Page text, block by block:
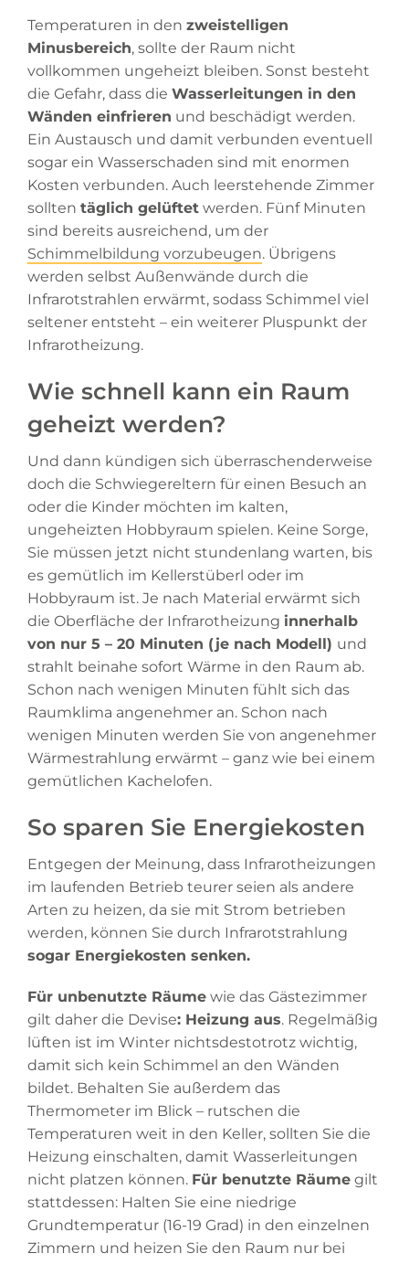
Temperaturen in den zweistelligen
Minusbereich, sollte der Raum nicht
vollkommen ungeheizt bleiben. Sonst besteht
die Gefahr, dass die Wasserleitungen in den
Wänden einfrieren und beschädigt werden.
Ein Austausch und damit verbunden eventuell
sogar ein Wasserschaden sind mit enormen
Kosten verbunden. Auch leerstehende Zimmer
sollten täglich gelüftet werden. Fünf Minuten
sind bereits ausreichend, um der
Schimmelbildung vorzubeugen. Übrigens
werden selbst Außenwände durch die
Infrarotstrahlen erwärmt, sodass Schimmel viel
seltener entsteht – ein weiterer Pluspunkt der
Infrarotheizung.
Wie schnell kann ein Raum
geheizt werden?
Und dann kündigen sich überraschenderweise
doch die Schwiegereltern für einen Besuch an
oder die Kinder möchten im kalten,
ungeheizten Hobbyraum spielen. Keine Sorge,
Sie müssen jetzt nicht stundenlang warten, bis
es gemütlich im Kellerstüberl oder im
Hobbyraum ist. Je nach Material erwärmt sich
die Oberfläche der Infrarotheizung innerhalb
von nur 5 – 20 Minuten (je nach Modell) und
strahlt beinahe sofort Wärme in den Raum ab.
Schon nach wenigen Minuten fühlt sich das
Raumklima angenehmer an. Schon nach
wenigen Minuten werden Sie von angenehmer
Wärmestrahlung erwärmt – ganz wie bei einem
gemütlichen Kachelofen.
So sparen Sie Energiekosten
Entgegen der Meinung, dass Infrarotheizungen
im laufenden Betrieb teurer seien als andere
Arten zu heizen, da sie mit Strom betrieben
werden, können Sie durch Infrarotstrahlung
sogar Energiekosten senken.
Für unbenutzte Räume wie das Gästezimmer
gilt daher die Devise: Heizung aus. Regelmäßig
lüften ist im Winter nichtsdestotrotz wichtig,
damit sich kein Schimmel an den Wänden
bildet. Behalten Sie außerdem das
Thermometer im Blick – rutschen die
Temperaturen weit in den Keller, sollten Sie die
Heizung einschalten, damit Wasserleitungen
nicht platzen können. Für benutzte Räume gilt
stattdessen: Halten Sie eine niedrige
Grundtemperatur (16-19 Grad) in den einzelnen
Zimmern und heizen Sie den Raum nur bei